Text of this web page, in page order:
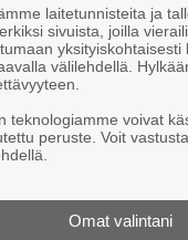
laitetunnisteita ja
sivuista, joilla
välilehdellä.
teknologiamme voivat
peruste. Voit
Omat valintani